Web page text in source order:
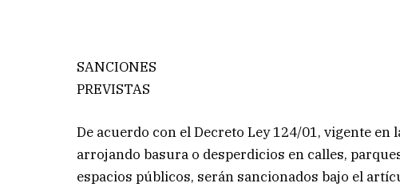
SANCIONES
PREVISTAS
De acuerdo con el Decreto Ley 124/01, vigente
arrojando basura o desperdicios en calles,
espacios públicos, serán sancionados bajo el